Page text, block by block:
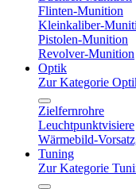
Flinten-Munition
Kleinkaliber-
Pistolen-Munition
Revolver-Munition
Optik
Zur Kategorie
Zielfernrohre
Leuchtpunktvisiere
Wärmebild-
Tuning
Zur Kategorie